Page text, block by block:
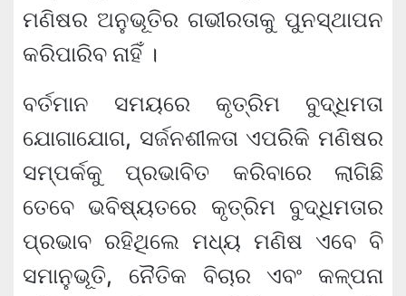
ମଣିଷର ଅନୁଭୂତିର ଗଭୀରତାକୁ ପୁନସ୍ଥାପନ
କରିପାରିବ ନାହିଁ ।
ବର୍ତମାନ ସମୟରେ କୃତ୍ରିମ ବୁଦ୍ଧିମତା
ଯୋଗାଯୋଗ, ସର୍ଜନଶୀଳତା ଏପରିକି ମଣିଷର
ସମ୍ପର୍କକୁ ପ୍ରଭାବିତ କରିବାରେ ଲାଗିଛି
ତେବେ ଭବିଷ୍ୟତରେ କୃତ୍ରିମ ବୁଦ୍ଧିମତାର
ପ୍ରଭାବ ରହିଥିଲେ ମଧ୍ୟ ମଣିଷ ଏବେ ବି
ସମାନୁଭୂତି, ନୈତିକ ବିଚାର ଏବଂ କଳ୍ପନା